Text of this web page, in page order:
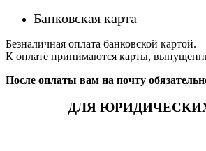
Банковская карта
Безналичная оплата банковской картой.
К оплате принимаются карты,
После оплаты вам на почту
ДЛЯ